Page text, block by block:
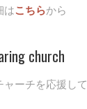
はこちらから
church
ーチを応援し